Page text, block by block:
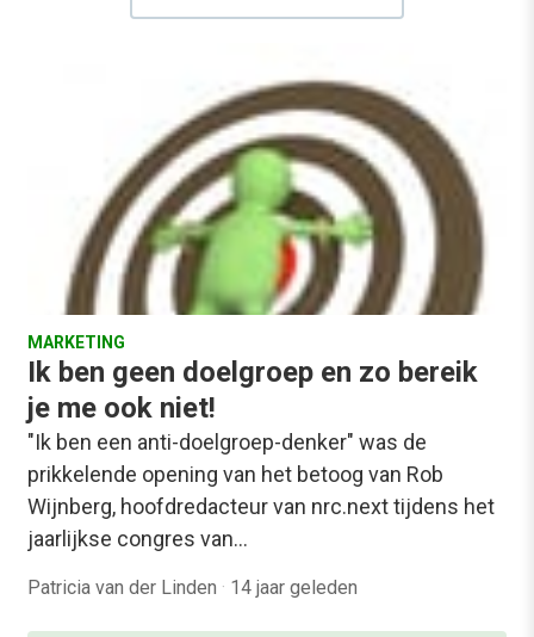
MARKETING
Ik ben geen doelgroep en zo bereik
je me ook niet!
"Ik ben een anti-doelgroep-denker" was de
prikkelende opening van het betoog van Rob
Wijnberg, hoofdredacteur van nrc.next tijdens het
jaarlijkse congres van…
Patricia van der Linden · 14 jaar geleden